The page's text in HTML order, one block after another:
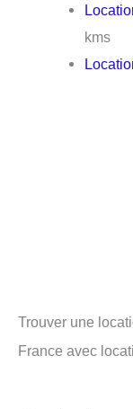
kms
Trouver une
France avec